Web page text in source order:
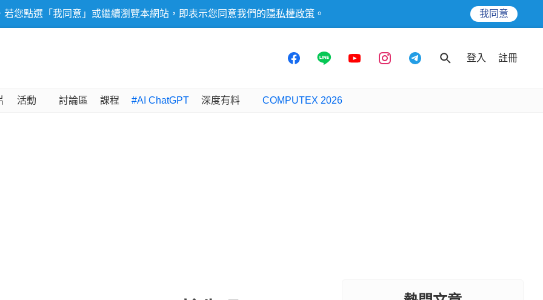
您點選「我同意」或繼續瀏覽本網站，即表示您同意我們的 隱私權政策 。 我同意
登入 註冊
活動 討論區 課程 #AI ChatGPT 深度有料 COMPUTEX 2026